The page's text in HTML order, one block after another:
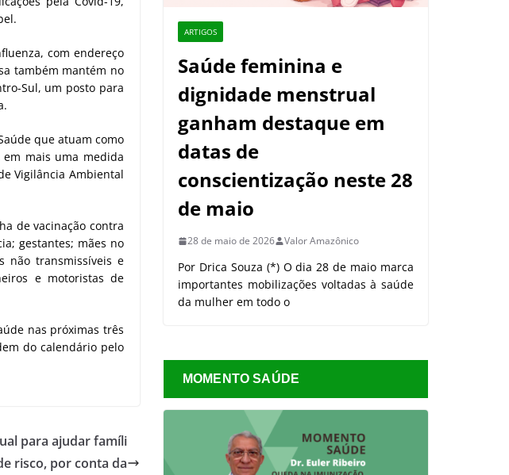
com endereço
também mantém no
Sul, um posto para
que atuam como
mais uma medida
Vigilância Ambiental
de vacinação contra
gestantes; mães no
não transmissíveis e
e motoristas de
nas próximas três
do calendário pelo
para ajudar famíli
risco, por conta da
ARTIGOS
Saúde feminina e
dignidade menstrual
ganham destaque em
datas de
conscientização neste 28
de maio
28 de maio de 2026 Valor Amazônico
Por Drica Souza (*) O dia 28 de maio marca
importantes mobilizações voltadas à saúde
da mulher em todo o
MOMENTO SAÚDE